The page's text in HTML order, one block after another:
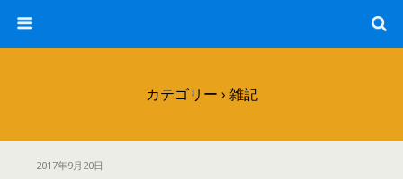
カテゴリー › 雑記
2017年9月20日